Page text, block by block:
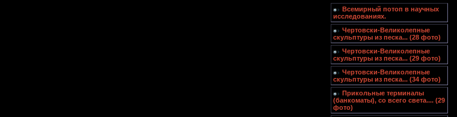
Всемирный потоп в научных
исследованиях.
Чертовски-Великолепные
скульптуры из песка... (28 фото)
Чертовски-Великолепные
скульптуры из песка... (29 фото)
Чертовски-Великолепные
скульптуры из песка... (34 фото)
Прикольные терминалы
(банкоматы), со всего света.... (29
фото)